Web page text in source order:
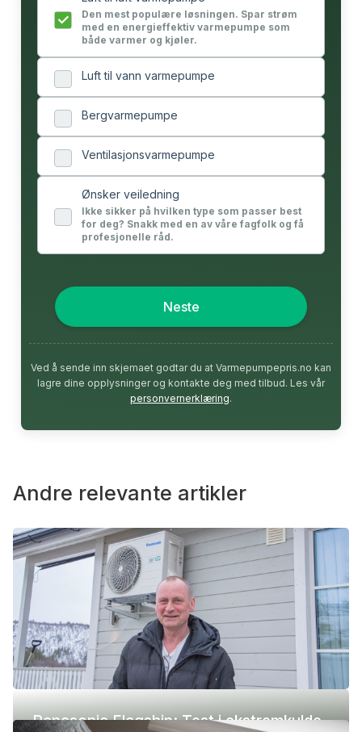
Den mest populære løsningen. Spar strøm
med en energieffektiv varmepumpe som
både varmer og kjøler.
Luft til vann varmepumpe
Bergvarmepumpe
Ventilasjonsvarmepumpe
Ønsker veiledning
Ikke sikker på hvilken type som passer best
for deg? Snakk med en av våre fagfolk og få
profesjonelle råd.
Neste
Ved å sende inn skjemaet godtar du at Varmepumpepris.no kan
lagre dine opplysninger og kontakte deg med tilbud. Les vår
personvernerklæring.
Andre relevante artikler
Panasonic Flagship: Test i ekstremkulde